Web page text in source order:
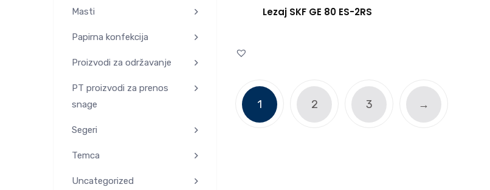
Masti
Papirna konfekcija
Proizvodi za održavanje
PT proizvodi za prenos
snage
Segeri
Temca
Uncategorized
Lezaj SKF GE 80 ES-2RS
1 2 3 →